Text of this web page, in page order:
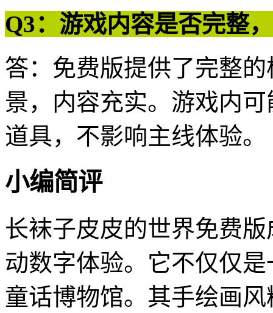
Q3：游戏内容是否完整
答：免费版提供了完整
景，内容充实。游戏内
道具，不影响主线体验。
小编简评
长袜子皮皮的世界免费
动数字体验。它不仅仅
童话博物馆。其手绘画